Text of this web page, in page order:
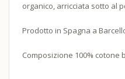
organico, arricciata sotto al
Prodotto in Spagna a
Composizione 100% cotone